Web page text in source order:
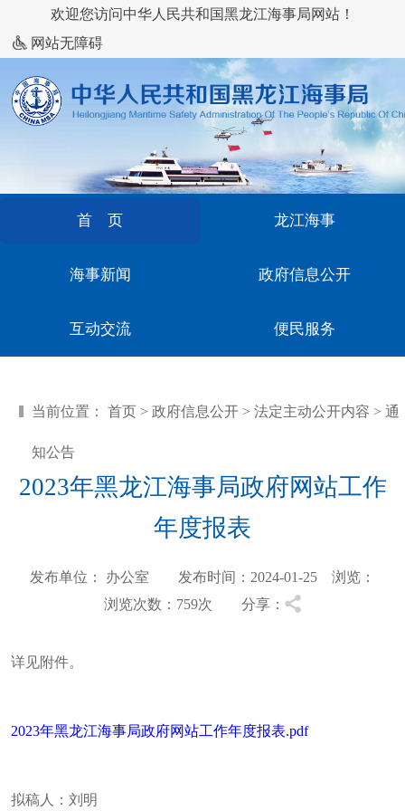
欢迎您访问中华人民共和国黑龙江海事局网站！
网站无障碍
首 页 龙江海事
海事新闻 政府信息公开
互动交流 便民服务
当前位置： 首页 > 政府信息公开 > 法定主动公开内容 > 通
知公告
2023年黑龙江海事局政府网站工作
年度报表
发布单位： 办公室 发布时间：2024-01-25 浏览：
浏览次数：759次 分享：
详见附件。
2023年黑龙江海事局政府网站工作年度报表.pdf
拟稿人：刘明